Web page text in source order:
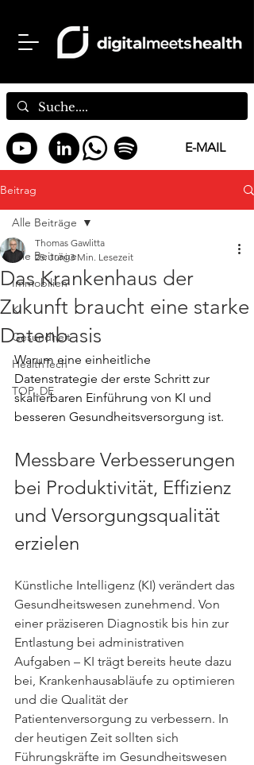
E-MAIL
Beitrag
Alle Beiträge
Immobilien
KI
Gesundheit
HealthTech
TOP_DE
Alle Beiträge
Das Krankenhaus der
Zukunft braucht eine starke
Datenbasis
Thomas Gawlitta
25. Juni 3 Min. Lesezeit
Warum eine einheitliche
Datenstrategie der erste Schritt zur
skalierbaren Einführung von KI und
besseren Gesundheitsversorgung ist.
Messbare Verbesserungen
bei Produktivität, Effizienz
und Versorgungsqualität
erzielen
Künstliche Intelligenz (KI) verändert das
Gesundheitswesen zunehmend. Von
einer präziseren Diagnostik bis hin zur
Entlastung bei administrativen
Aufgaben – KI trägt bereits heute dazu
bei, Krankenhausabläufe zu optimieren
und die Qualität der
Patientenversorgung zu verbessern. In
der heutigen Zeit sollten sich
Führungskräfte im Gesundheitswesen